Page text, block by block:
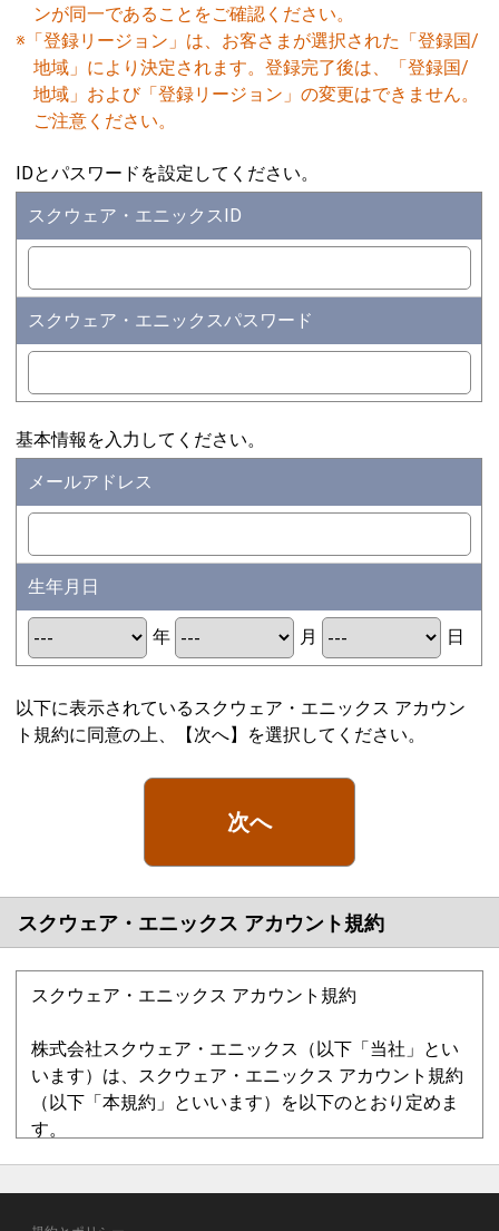
ンが同一であることをご確認ください。
※「登録リージョン」は、お客さまが選択された「登録国/
地域」により決定されます。登録完了後は、「登録国/
地域」および「登録リージョン」の変更はできません。
ご注意ください。
IDとパスワードを設定してください。
スクウェア・エニックスID
スクウェア・エニックスパスワード
基本情報を入力してください。
メールアドレス
生年月日
年 月 日
以下に表示されているスクウェア・エニックス アカウン
ト規約に同意の上、【次へ】を選択してください。
次へ
スクウェア・エニックス アカウント規約
スクウェア・エニックス アカウント規約
株式会社スクウェア・エニックス（以下「当社」とい
います）は、スクウェア・エニックス アカウント規約
（以下「本規約」といいます）を以下のとおり定めま
す。